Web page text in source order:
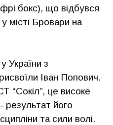
бокс), що відбувся
місті Бровари на
України з
Іван Попович.
“Сокіл”, це високе
результат його
та сили волі.